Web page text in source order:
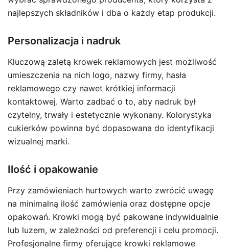
najlepszych składników i dba o każdy etap produkcji.
Personalizacja i nadruk
Kluczową zaletą krowek reklamowych jest możliwość
umieszczenia na nich logo, nazwy firmy, hasła
reklamowego czy nawet krótkiej informacji
kontaktowej. Warto zadbać o to, aby nadruk był
czytelny, trwały i estetycznie wykonany. Kolorystyka
cukierków powinna być dopasowana do identyfikacji
wizualnej marki.
Ilość i opakowanie
Przy zamówieniach hurtowych warto zwrócić uwagę
na minimalną ilość zamówienia oraz dostępne opcje
opakowań. Krowki mogą być pakowane indywidualnie
lub luzem, w zależności od preferencji i celu promocji.
Profesjonalne firmy oferujące krowki reklamowe